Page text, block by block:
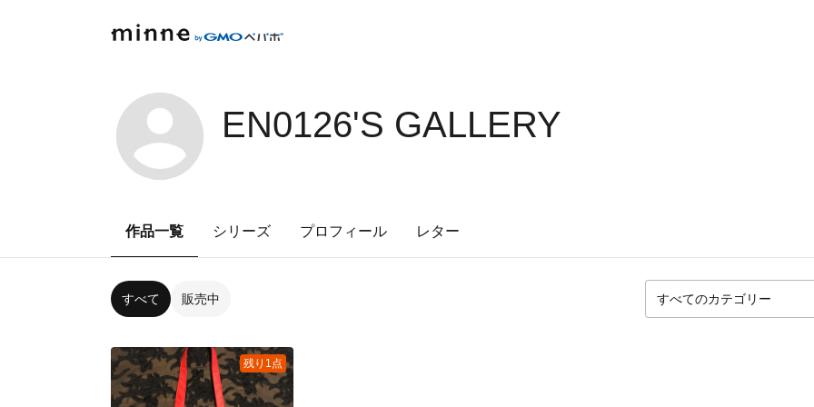
EN0126'S GALLERY
作品一覧 シリーズ プロフィール レター
すべて 販売中
残り1点